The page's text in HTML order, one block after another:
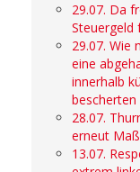
29.07. Da
Steuergeld
29.07. Wie
eine
innerhalb
bescherten
28.07.
erneut
13.07.